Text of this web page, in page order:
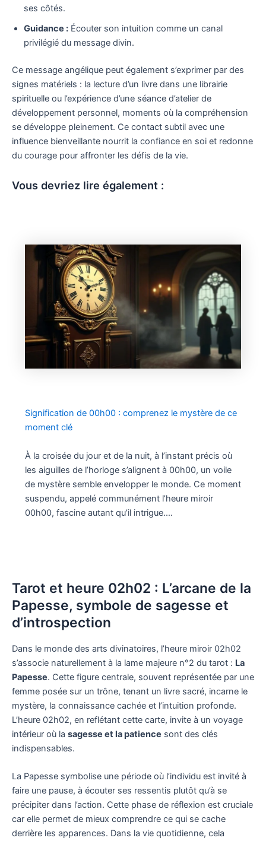
ses côtés.
Guidance : Écouter son intuition comme un canal
privilégié du message divin.
Ce message angélique peut également s’exprimer par des
signes matériels : la lecture d’un livre dans une librairie
spirituelle ou l’expérience d’une séance d’atelier de
développement personnel, moments où la compréhension
se développe pleinement. Ce contact subtil avec une
influence bienveillante nourrit la confiance en soi et redonne
du courage pour affronter les défis de la vie.
Vous devriez lire également :
Signification de 00h00 : comprenez le mystère de ce
moment clé
À la croisée du jour et de la nuit, à l’instant précis où
les aiguilles de l’horloge s’alignent à 00h00, un voile
de mystère semble envelopper le monde. Ce moment
suspendu, appelé communément l’heure miroir
00h00, fascine autant qu’il intrigue.…
Tarot et heure 02h02 : L’arcane de la
Papesse, symbole de sagesse et
d’introspection
Dans le monde des arts divinatoires, l’heure miroir 02h02
s’associe naturellement à la lame majeure n°2 du tarot : La
Papesse. Cette figure centrale, souvent représentée par une
femme posée sur un trône, tenant un livre sacré, incarne le
mystère, la connaissance cachée et l’intuition profonde.
L’heure 02h02, en reflétant cette carte, invite à un voyage
intérieur où la sagesse et la patience sont des clés
indispensables.
La Papesse symbolise une période où l’individu est invité à
faire une pause, à écouter ses ressentis plutôt qu’à se
précipiter dans l’action. Cette phase de réflexion est cruciale
car elle permet de mieux comprendre ce qui se cache
derrière les apparences. Dans la vie quotidienne, cela